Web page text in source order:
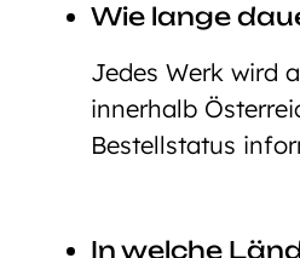
Wie lange
Jedes Werk wird
innerhalb
Bestellstatus
In welche